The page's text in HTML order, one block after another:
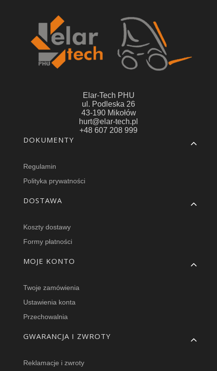
Elar-Tech PHU
ul. Podleska 26
43-190 Mikołów
hurt@elar-tech.pl
+48 607 208 999
Linki w stopce
DOKUMENTY
Regulamin
Polityka prywatności
DOSTAWA
Koszty dostawy
Formy płatności
MOJE KONTO
Twoje zamówienia
Ustawienia konta
Przechowalnia
GWARANCJA I ZWROTY
Reklamacje i zwroty